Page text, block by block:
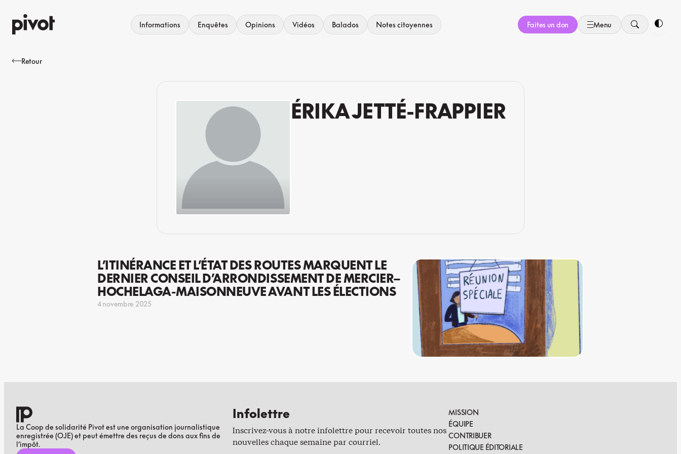
au
contenu
Informations Enquêtes Opinions Vidéos Balados Notes citoyennes Faites un don Menu
Retour
ÉRIKA JETTÉ-FRAPPIER
L’ITINÉRANCE ET L’ÉTAT DES ROUTES MARQUENT LE
DERNIER CONSEIL D’ARRONDISSEMENT DE MERCIER–
HOCHELAGA-MAISONNEUVE AVANT LES ÉLECTIONS
4 novembre 2025
La Coop de solidarité Pivot est une organisation journalistique
enregistrée (OJE) et peut émettre des reçus de dons aux fins de
l’impôt.
Infolettre
Inscrivez-vous à notre infolettre pour recevoir toutes nos
nouvelles chaque semaine par courriel.
MISSION
ÉQUIPE
CONTRIBUER
POLITIQUE ÉDITORIALE